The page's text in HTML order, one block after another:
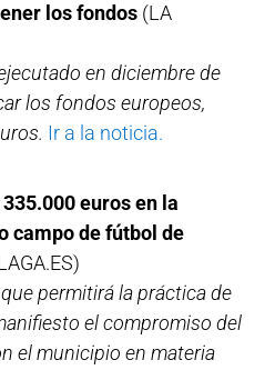
los fondos (LA
en diciembre de
los fondos europeos,
Ir a la noticia.
euros en la
campo de fútbol de
permitirá la práctica de
el compromiso del
el municipio en materia